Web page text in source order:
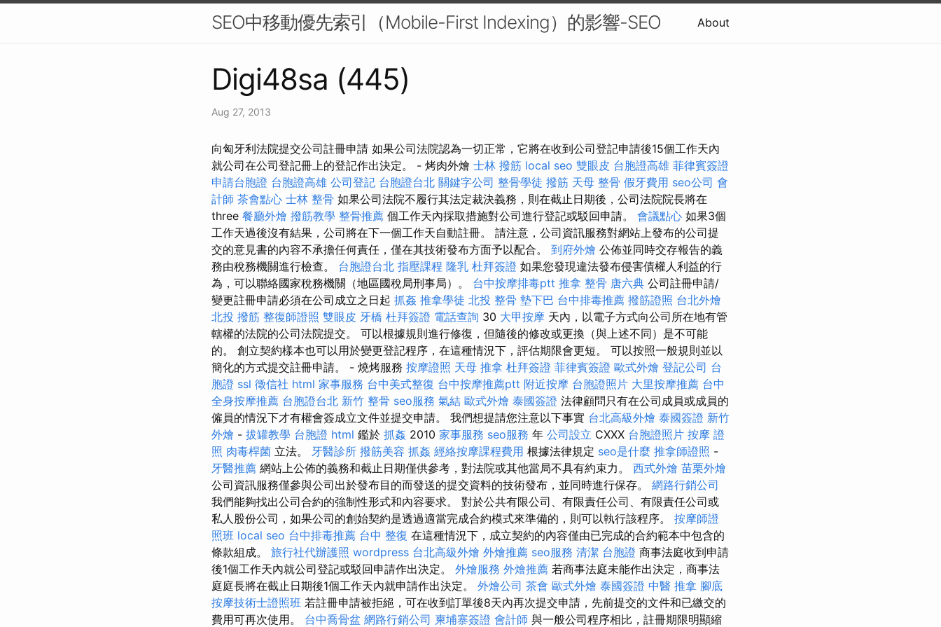
SEO中移動優先索引（Mobile-First Indexing）的影響-SEO About
Digi48sa (445)
Aug 27, 2013
向匈牙利法院提交公司註冊申請 如果公司法院認為一切正常，它將在收到公司登記申請後15個工作天內
就公司在公司登記冊上的登記作出決定。 - 烤肉外燴 士林 撥筋 local seo 雙眼皮 台胞證高雄 菲律賓簽證
申請台胞證 台胞證高雄 公司登記 台胞證台北 關鍵字公司 整骨學徒 撥筋 天母 整骨 假牙費用 seo公司 會
計師 茶會點心 士林 整骨 如果公司法院不履行其法定裁決義務，則在截止日期後，公司法院院長將在
three 餐廳外燴 撥筋教學 整骨推薦 個工作天內採取措施對公司進行登記或駁回申請。 會議點心 如果3個
工作天過後沒有結果，公司將在下一個工作天自動註冊。 請注意，公司資訊服務對網站上發布的公司提
交的意見書的內容不承擔任何責任，僅在其技術發布方面予以配合。 到府外燴 公佈並同時交存報告的義
務由稅務機關進行檢查。 台胞證台北 指壓課程 隆乳 杜拜簽證 如果您發現違法發布侵害債權人利益的行
為，可以聯絡國家稅務機關（地區國稅局刑事局）。 台中按摩排毒ptt 推拿 整骨 唐六典 公司註冊申請/
變更註冊申請必須在公司成立之日起 抓姦 推拿學徒 北投 整骨 墊下巴 台中排毒推薦 撥筋證照 台北外燴
北投 撥筋 整復師證照 雙眼皮 牙橋 杜拜簽證 電話查詢 30 大甲按摩 天內，以電子方式向公司所在地有管
轄權的法院的公司法院提交。 可以根據規則進行修復，但隨後的修改或更換（與上述不同）是不可能
的。 創立契約樣本也可以用於變更登記程序，在這種情況下，評估期限會更短。 可以按照一般規則並以
簡化的方式提交註冊申請。 - 燒烤服務 按摩證照 天母 推拿 杜拜簽證 菲律賓簽證 歐式外燴 登記公司 台
胞證 ssl 徵信社 html 家事服務 台中美式整復 台中按摩推薦ptt 附近按摩 台胞證照片 大里按摩推薦 台中
全身按摩推薦 台胞證台北 新竹 整骨 seo服務 氣結 歐式外燴 泰國簽證 法律顧問只有在公司成員或成員的
僱員的情況下才有權會簽成立文件並提交申請。 我們想提請您注意以下事實 台北高級外燴 泰國簽證 新竹
外燴 - 拔罐教學 台胞證 html 鑑於 抓姦 2010 家事服務 seo服務 年 公司設立 CXXX 台胞證照片 按摩 證
照 肉毒桿菌 立法。 牙醫診所 撥筋美容 抓姦 經絡按摩課程費用 根據法律規定 seo是什麼 推拿師證照 -
牙醫推薦 網站上公佈的義務和截止日期僅供參考，對法院或其他當局不具有約束力。 西式外燴 苗栗外燴
公司資訊服務僅參與公司出於發布目的而發送的提交資料的技術發布，並同時進行保存。 網路行銷公司
我們能夠找出公司合約的強制性形式和內容要求。 對於公共有限公司、有限責任公司、有限責任公司或
私人股份公司，如果公司的創始契約是透過適當完成合約模式來準備的，則可以執行該程序。 按摩師證
照班 local seo 台中排毒推薦 台中 整復 在這種情況下，成立契約的內容僅由已完成的合約範本中包含的
條款組成。 旅行社代辦護照 wordpress 台北高級外燴 外燴推薦 seo服務 清潔 台胞證 商事法庭收到申請
後1個工作天內就公司登記或駁回申請作出決定。 外燴服務 外燴推薦 若商事法庭未能作出決定，商事法
庭庭長將在截止日期後1個工作天內就申請作出決定。 外燴公司 茶會 歐式外燴 泰國簽證 中醫 推拿 腳底
按摩技術士證照班 若註冊申請被拒絕，可在收到訂單後8天內再次提交申請，先前提交的文件和已繳交的
費用可再次使用。 台中喬骨盆 網路行銷公司 柬埔寨簽證 會計師 與一般公司程序相比，註冊期限明顯縮